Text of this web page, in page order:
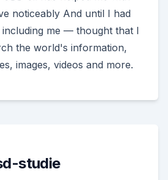
noticeably And until I had
me — thought that I
the world's information,
images, videos and more.
studie